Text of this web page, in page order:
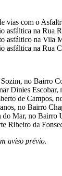
vias com o
asfáltica na Rua
asfáltico na Vila
asfáltica na Rua
no Bairro
Dinies
de Campos,
no Bairro
do Mar, no Bairro
Ribeiro da
aviso prévio.